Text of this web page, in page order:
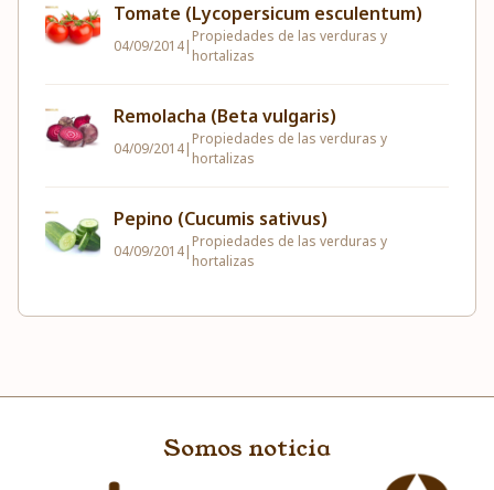
Tomate (Lycopersicum esculentum)
04/09/2014|
Propiedades de las verduras y
hortalizas
Remolacha (Beta vulgaris)
04/09/2014|
Propiedades de las verduras y
hortalizas
Pepino (Cucumis sativus)
04/09/2014|
Propiedades de las verduras y
hortalizas
Somos noticia